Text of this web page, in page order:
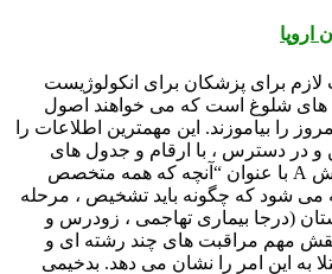
اروپا
برای پزشکان برای انکولوژیست
های شلوغ است که می خواهند اصول
را بیاموزند. این مهمترین اطلاعات را
در دسترس ، با ارقام و جدول های
آموزنده ارائه می دهد. بخش A با عنوان “آنچه که همه متخصص
می شود که چگونه باید تشخیص ، مرحله
(درجا بیماری تهاجمی ، زودرس و
نقش مهم مراقبت های چند رشته ای و
به این امر را نشان می دهد. بدخیمی